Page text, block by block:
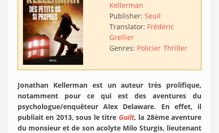
Kellerman
Publisher: Seuil
Translator: Frédéric
Grellier
Genres: Policier Thriller
Jonathan Kellerman est un auteur très prolifique,
notamment pour ce qui est des aventures du
psychologue/enquêteur Alex Delaware. En effet, il
publiait en 2013, sous le titre Guilt, la 28ème aventure
du monsieur et de son acolyte Milo Sturgis, lieutenant